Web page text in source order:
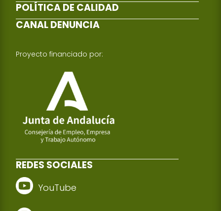
POLÍTICA DE CALIDAD
CANAL DENUNCIA
Proyecto financiado por:
REDES SOCIALES
YouTube